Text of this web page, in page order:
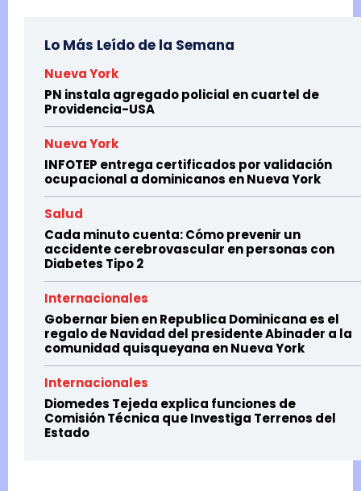
Lo Más Leído de la Semana
Nueva York
PN instala agregado policial en cuartel de
Providencia-USA
Nueva York
INFOTEP entrega certificados por validación
ocupacional a dominicanos en Nueva York
Salud
Cada minuto cuenta: Cómo prevenir un
accidente cerebrovascular en personas con
Diabetes Tipo 2
Internacionales
Gobernar bien en Republica Dominicana es el
regalo de Navidad del presidente Abinader a la
comunidad quisqueyana en Nueva York
Internacionales
Diomedes Tejeda explica funciones de
Comisión Técnica que Investiga Terrenos del
Estado